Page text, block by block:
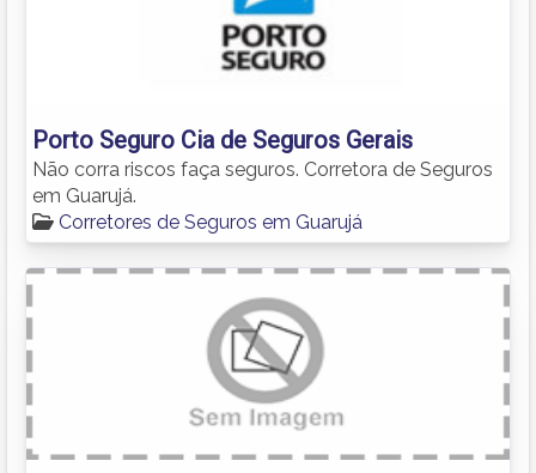
Porto Seguro Cia de Seguros Gerais
Não corra riscos faça seguros. Corretora de Seguros
em Guarujá.
Corretores de Seguros em Guarujá